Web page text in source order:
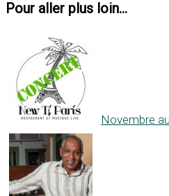
Pour aller plus loin...
Novembre